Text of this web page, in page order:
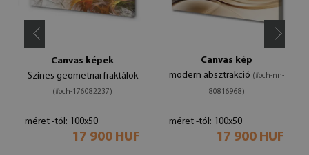
Canvas képek
Színes geometriai fraktálok
(#och-176082237)
méret -tól: 100x50
17 900 HUF
Canvas kép
modern absztrakció (#och-nn-
80816968)
méret -tól: 100x50
17 900 HUF